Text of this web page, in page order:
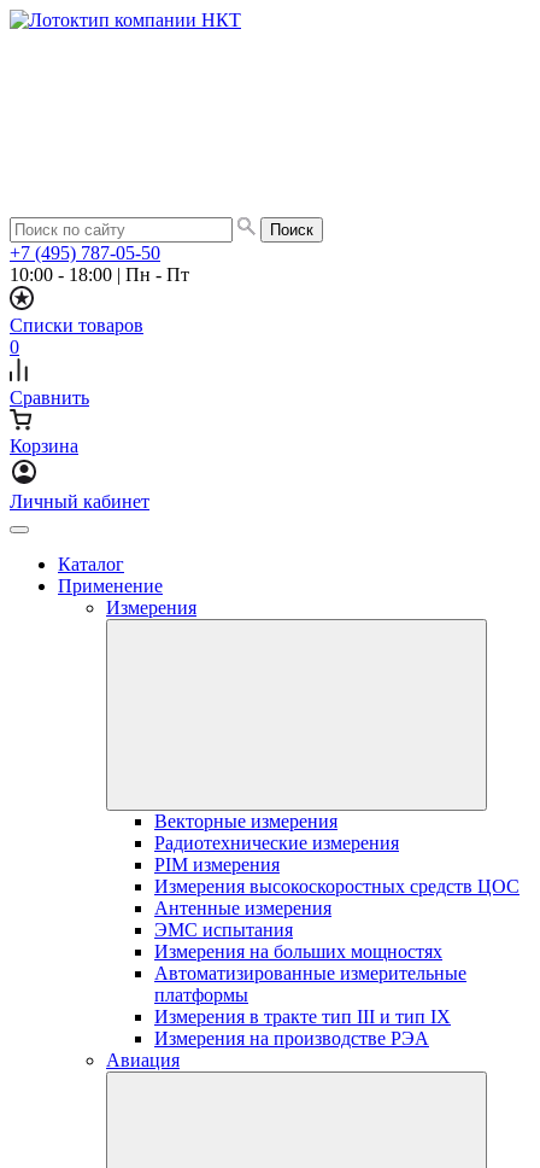
+7 (495) 787-05-50
10:00 - 18:00 | Пн - Пт
Списки товаров
0
Сравнить
Корзина
Личный кабинет
Каталог
Применение
Измерения
Векторные измерения
Радиотехнические измерения
PIM измерения
Измерения высокоскоростных средств ЦОС
Антенные измерения
ЭМС испытания
Измерения на больших мощностях
Автоматизированные измерительные
платформы
Измерения в тракте тип III и тип IX
Измерения на производстве РЭА
Авиация